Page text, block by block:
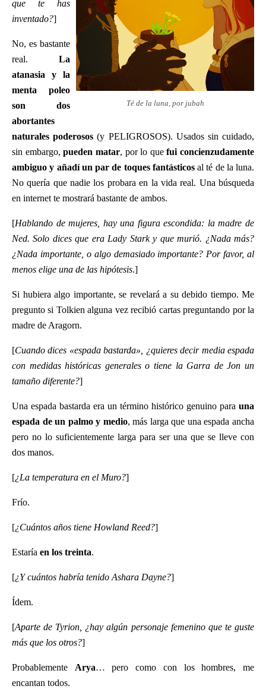
Té de la luna, por jubah
que te has
inventado?]
No, es bastante
real. La
atanasia y la
menta poleo
son dos
abortantes
naturales poderosos (y PELIGROSOS). Usados sin cuidado,
sin embargo,pueden matar, por lo quefui concienzudamente
ambiguo y añadí un par de toques fantásticosal té de la luna.
No quería que nadie los probara en la vida real. Una búsqueda
en internet te mostrará bastante de ambos.
[Hablando de mujeres, hay una figura escondida: la madre de
Ned. Solo dices que era Lady Stark y que murió. ¿Nada más?
¿Nada importante, o algo demasiado importante? Por favor, al
menos elige una de las hipótesis.]
Si hubiera algo importante, se revelará a su debido tiempo. Me
pregunto si Tolkien alguna vez recibió cartas preguntando por la
madre de Aragorn.
[Cuando dices «espada bastarda», ¿quieres decir media espada
con medidas históricas generales o tiene la Garra de Jon un
tamaño diferente?]
Una espada bastarda era un término histórico genuino para una
espada de un palmo y medio, más larga que una espada ancha
pero no lo suficientemente larga para ser una que se lleve con
dos manos.
[¿La temperatura en el Muro?]
Frío.
[¿Cuántos años tiene Howland Reed?]
Estaría en los treinta.
[¿Y cuántos habría tenido Ashara Dayne?]
Ídem.
[Aparte de Tyrion, ¿hay algún personaje femenino que te guste
más que los otros?]
Probablemente Arya… pero como con los hombres, me
encantan todos.